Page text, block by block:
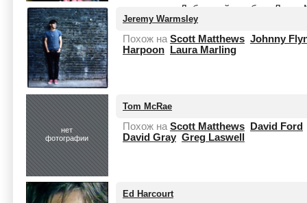
гитаристка. Дебютный альбом
целиком
Jeremy Warmsley
Похож на Scott Matthews Johnny
Harpoon
Laura Marling
нет
фотографии
Tom McRae
Похож на Scott Matthews
David Ford
David Gray Greg Laswell
Ed Harcourt